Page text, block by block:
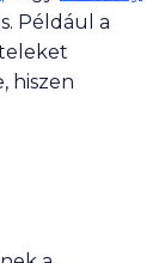
Például a
hiszen